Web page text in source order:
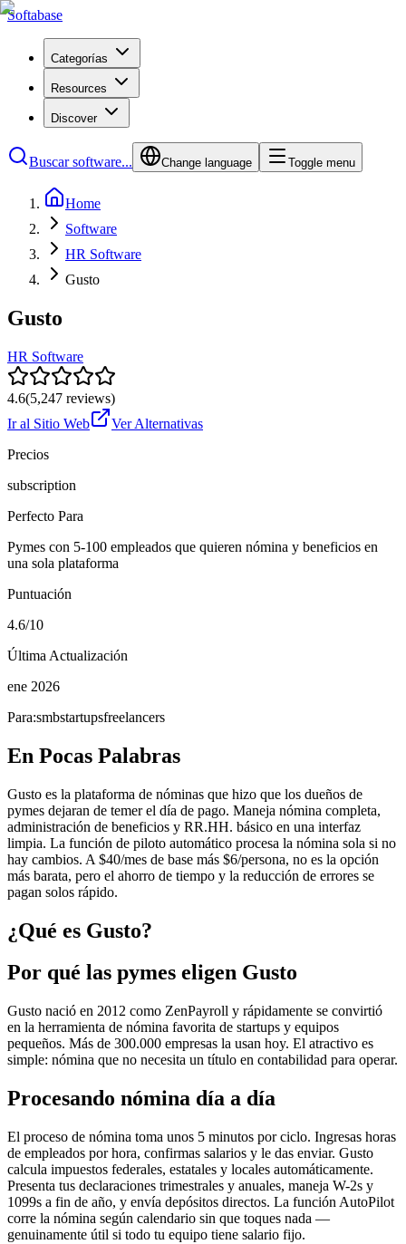
Softabase
Categorías
Resources
Discover
Buscar software... Change language Toggle menu
Home
Software
HR Software
Gusto
Gusto
HR Software
4.6(5,247 reviews)
Ir al Sitio Web
Ver Alternativas
Precios
subscription
Perfecto Para
Pymes con 5-100 empleados que quieren nómina y beneficios en
una sola plataforma
Puntuación
4.6/10
Última Actualización
ene 2026
Para:smbstartupsfreelancers
En Pocas Palabras
Gusto es la plataforma de nóminas que hizo que los dueños de
pymes dejaran de temer el día de pago. Maneja nómina completa,
administración de beneficios y RR.HH. básico en una interfaz
limpia. La función de piloto automático procesa la nómina sola si no
hay cambios. A $40/mes de base más $6/persona, no es la opción
más barata, pero el ahorro de tiempo y la reducción de errores se
pagan solos rápido.
¿Qué es Gusto?
Por qué las pymes eligen Gusto
Gusto nació en 2012 como ZenPayroll y rápidamente se convirtió
en la herramienta de nómina favorita de startups y equipos
pequeños. Más de 300.000 empresas la usan hoy. El atractivo es
simple: nómina que no necesita un título en contabilidad para operar.
Procesando nómina día a día
El proceso de nómina toma unos 5 minutos por ciclo. Ingresas horas
de empleados por hora, confirmas salarios y le das enviar. Gusto
calcula impuestos federales, estatales y locales automáticamente.
Presenta tus declaraciones trimestrales y anuales, maneja W-2s y
1099s a fin de año, y envía depósitos directos. La función AutoPilot
corre la nómina según calendario sin que toques nada —
genuinamente útil si todo tu equipo tiene salario fijo.